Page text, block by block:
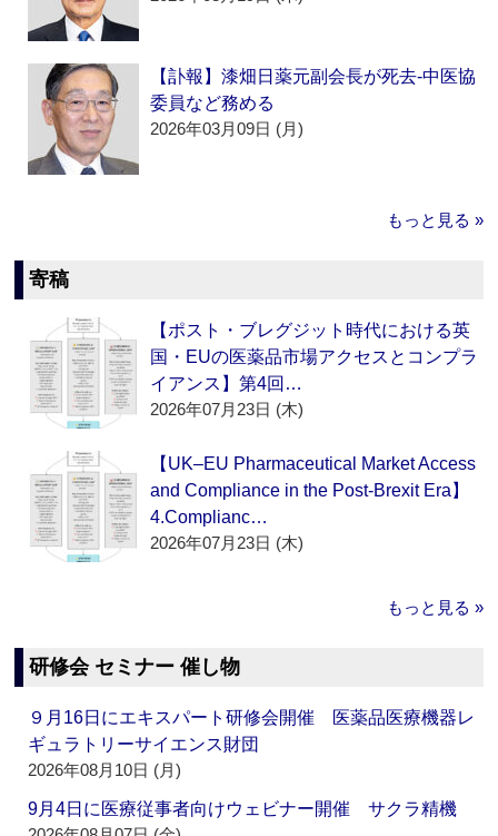
【訃報】漆畑日薬元副会長が死去‐中医協
委員など務める
2026年03月09日 (月)
もっと見る »
寄稿
【ポスト・ブレグジット時代における英
国・EUの医薬品市場アクセスとコンプラ
イアンス】第4回…
2026年07月23日 (木)
【UK–EU Pharmaceutical Market Access
and Compliance in the Post-Brexit Era】
4.Complianc…
2026年07月23日 (木)
もっと見る »
研修会 セミナー 催し物
９月16日にエキスパート研修会開催 医薬品医療機器レ
ギュラトリーサイエンス財団
2026年08月10日 (月)
9月4日に医療従事者向けウェビナー開催 サクラ精機